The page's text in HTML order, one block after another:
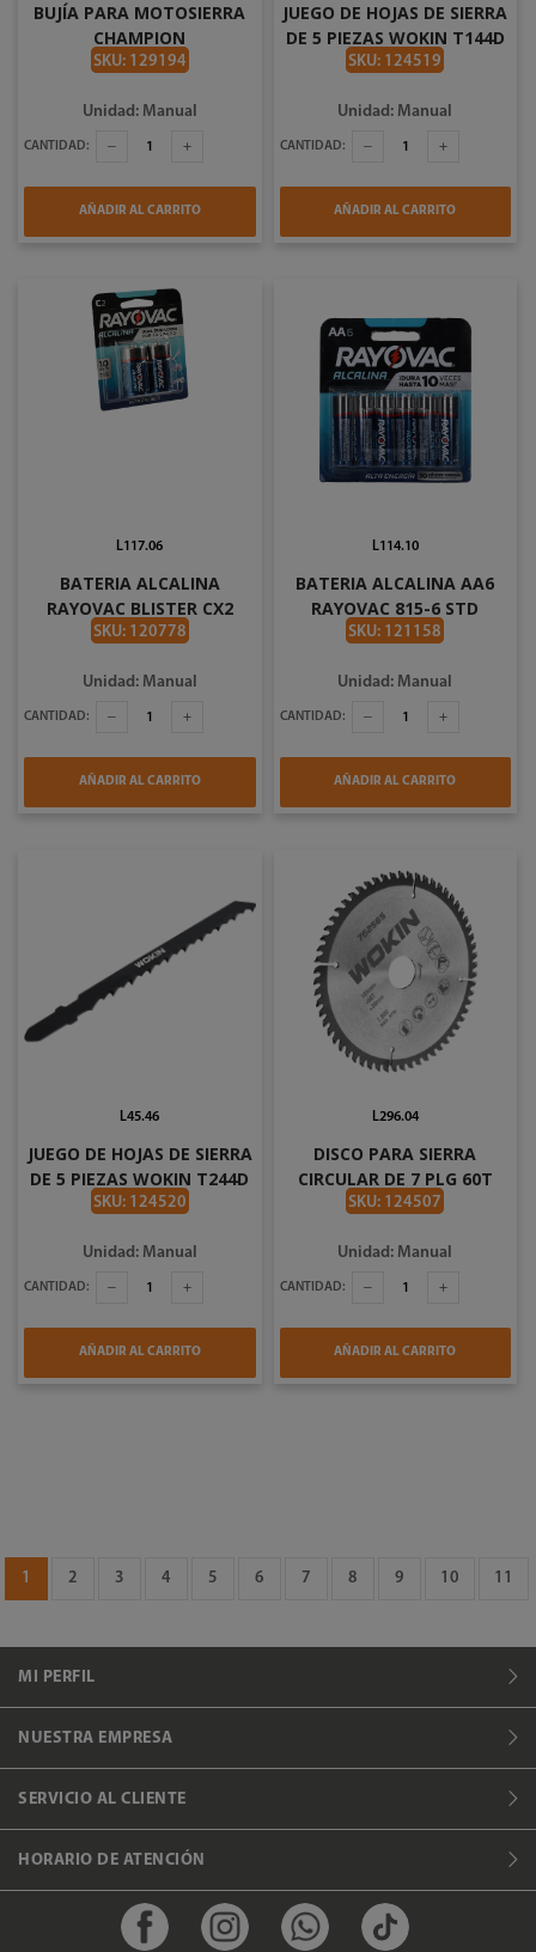
BUJÍA PARA MOTOSIERRA
CHAMPION
SKU: 129194
Unidad: Manual
CANTIDAD:
AÑADIR AL CARRITO
JUEGO DE HOJAS DE SIERRA
DE 5 PIEZAS WOKIN T144D
766106
SKU: 124519
Unidad: Manual
CANTIDAD:
AÑADIR AL CARRITO
BATERIA ALCALINA
RAYOVAC BLISTER CX2
SKU: 120778
L117.06
Unidad: Manual
CANTIDAD:
AÑADIR AL CARRITO
BATERIA ALCALINA AA6
RAYOVAC 815-6 STD
SKU: 121158
L114.10
Unidad: Manual
CANTIDAD:
AÑADIR AL CARRITO
JUEGO DE HOJAS DE SIERRA
DE 5 PIEZAS WOKIN T244D
766206
SKU: 124520
L45.46
Unidad: Manual
CANTIDAD:
AÑADIR AL CARRITO
DISCO PARA SIERRA
CIRCULAR DE 7 PLG 60T
WOKIN 762565
SKU: 124507
L296.04
Unidad: Manual
CANTIDAD:
AÑADIR AL CARRITO
1 2 3 4 5 6 7 8 9 10 11
MI PERFIL
NUESTRA EMPRESA
SERVICIO AL CLIENTE
HORARIO DE ATENCIÓN